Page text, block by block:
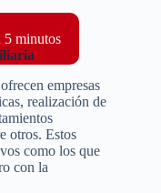
5 minutos
empresas
realización de
otros. Estos
como los que
con la